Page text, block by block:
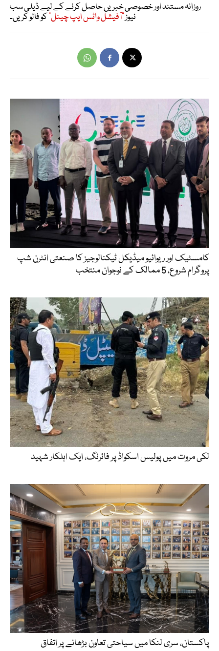
روزانہ مستند اور خصوصی خبریں حاصل کرنے کے لیے ڈیلی سب
نیوز"آفیشل واٹس ایپ چینل"کو فالو کریں۔
کامسٹیک اور ریوائیو میڈیکل ٹیکنالوجیز کا صنعتی انٹرن شپ
پروگرام شروع، 5 ممالک کے نوجوان منتخب
لکی مروت میں پولیس اسکواڈ پر فائرنگ، ایک اہلکار شہید
پاکستان، سری لنکا میں سیاحتی تعاون بڑھانے پر اتفاق